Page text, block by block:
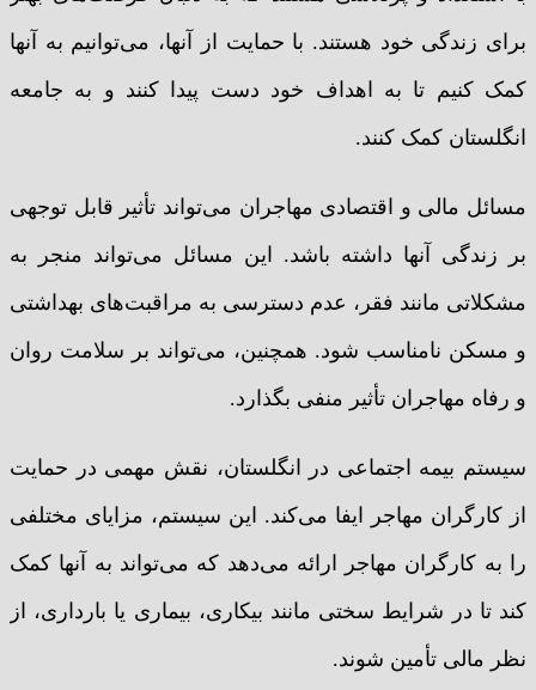
برای زندگی خود هستند. با حمایت از آنها، می‌توانیم به آنها
کمک کنیم تا به اهداف خود دست پیدا کنند و به جامعه
انگلستان کمک کنند.
مسائل مالی و اقتصادی مهاجران می‌تواند تأثیر قابل توجهی
بر زندگی آنها داشته باشد. این مسائل می‌تواند منجر به
مشکلاتی مانند فقر، عدم دسترسی به مراقبت‌های بهداشتی
و مسکن نامناسب شود. همچنین، می‌تواند بر سلامت روان
و رفاه مهاجران تأثیر منفی بگذارد.
سیستم بیمه اجتماعی در انگلستان، نقش مهمی در حمایت
از کارگران مهاجر ایفا می‌کند. این سیستم، مزایای مختلفی
را به کارگران مهاجر ارائه می‌دهد که می‌تواند به آنها کمک
کند تا در شرایط سختی مانند بیکاری، بیماری یا بارداری، از
نظر مالی تأمین شوند.